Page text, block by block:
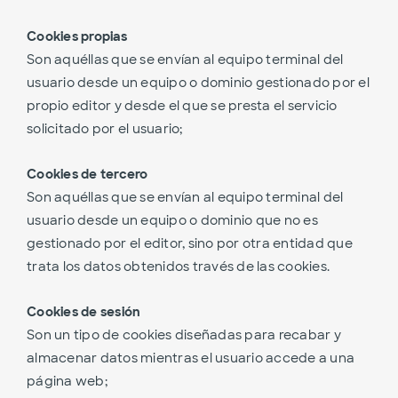
Cookies propias
Son aquéllas que se envían al equipo terminal del
usuario desde un equipo o dominio gestionado por el
propio editor y desde el que se presta el servicio
solicitado por el usuario;
Cookies de tercero
Son aquéllas que se envían al equipo terminal del
usuario desde un equipo o dominio que no es
gestionado por el editor, sino por otra entidad que
trata los datos obtenidos través de las cookies.
Cookies de sesión
Son un tipo de cookies diseñadas para recabar y
almacenar datos mientras el usuario accede a una
página web;